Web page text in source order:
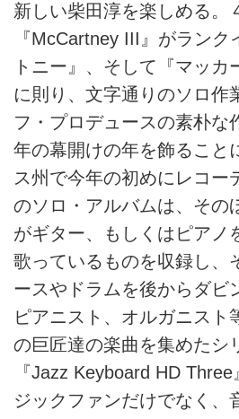
新しい柴田淳を楽しめる。
『McCartney III』がラン
トニー』、そして『マッ
に則り、文字通りのソロ作
フ・プロデュースの素朴な
年の幕開けの年を飾ること
ス州で今年の初めにレコー
のソロ・アルバムは、その
がギター、もしくはピアノ
歌っているものを収録し、
ースやドラムを後からダ
ピアニスト、オルガニスト
の巨匠達の楽曲を集めたシ
『Jazz Keyboard HD
ジックファンだけでなく、